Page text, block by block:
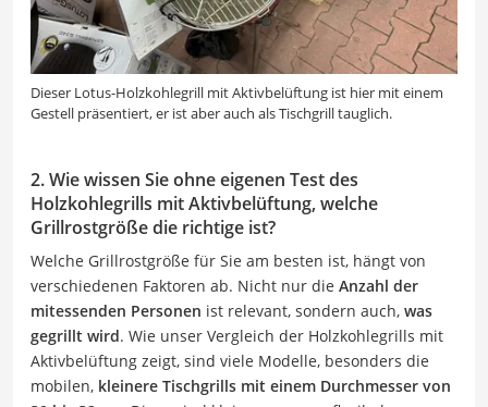
Dieser Lotus-Holzkohlegrill mit Aktivbelüftung ist hier mit einem
Gestell präsentiert, er ist aber auch als Tischgrill tauglich.
2. Wie wissen Sie ohne eigenen Test des
Holzkohlegrills mit Aktivbelüftung, welche
Grillrostgröße die richtige ist?
Welche Grillrostgröße für Sie am besten ist, hängt von
verschiedenen Faktoren ab. Nicht nur die Anzahl der
mitessenden Personen ist relevant, sondern auch, was
gegrillt wird. Wie unser Vergleich der Holzkohlegrills mit
Aktivbelüftung zeigt, sind viele Modelle, besonders die
mobilen, kleinere Tischgrills mit einem Durchmesser von